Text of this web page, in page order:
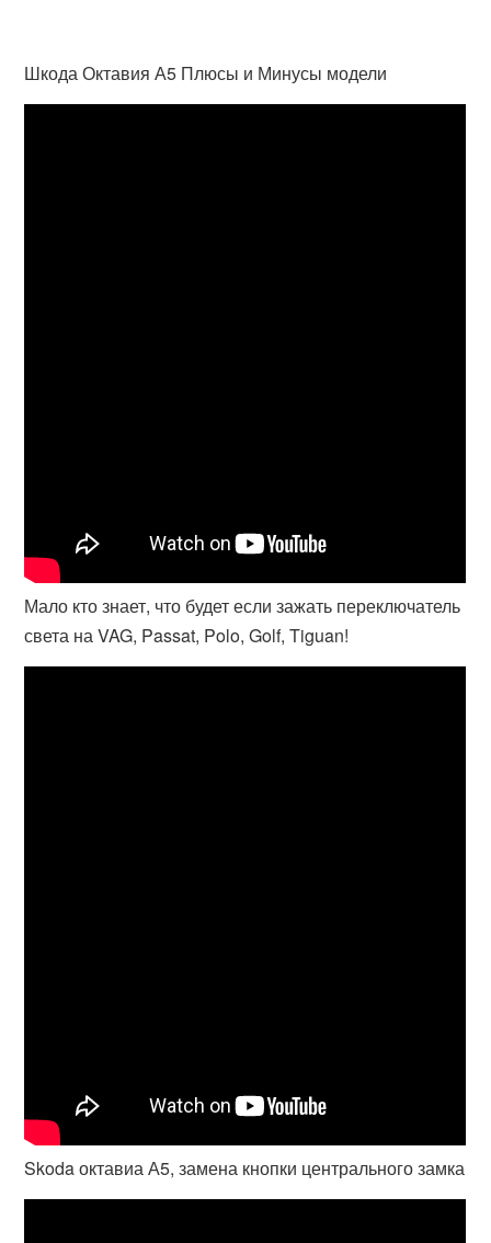
Шкода Октавия А5 Плюсы и Минусы модели
Мало кто знает, что будет если зажать переключатель
света на VAG, Passat, Polo, Golf, Tiguan!
Skoda октавиа А5, замена кнопки центрального замка